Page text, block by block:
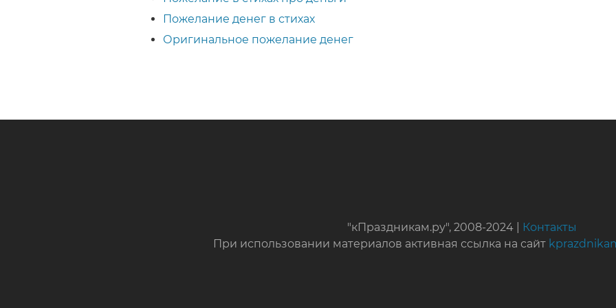
Пожелание денег в стихах
Оригинальное пожелание денег
"кПраздникам.ру", 2008-2024 |
Контакты
При использовании материалов активная ссылка на сайт